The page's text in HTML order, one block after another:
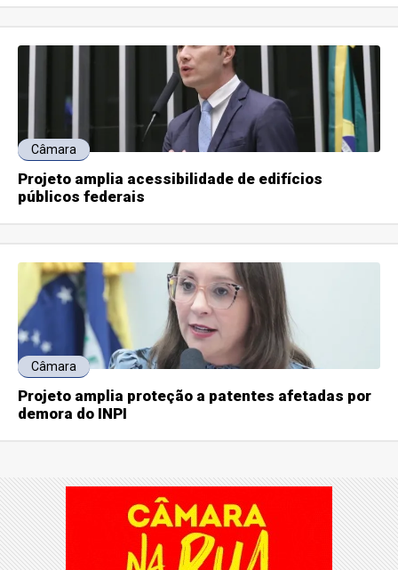
Câmara
Projeto amplia acessibilidade de edifícios
públicos federais
Câmara
Projeto amplia proteção a patentes afetadas por
demora do INPI